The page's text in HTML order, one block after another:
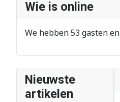
Wie is online
We hebben 53 gasten
Nieuwste
artikelen